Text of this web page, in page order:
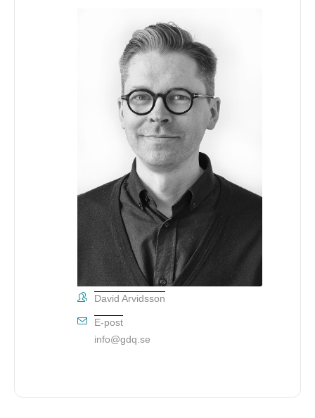
David Arvidsson
E-post
info@gdq.se